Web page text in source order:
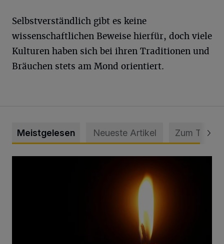
Selbstverständlich gibt es keine
wissenschaftlichen Beweise hierfür, doch viele
Kulturen haben sich bei ihren Traditionen und
Bräuchen stets am Mond orientiert.
Meistgelesen Neueste Artikel Zum Thema